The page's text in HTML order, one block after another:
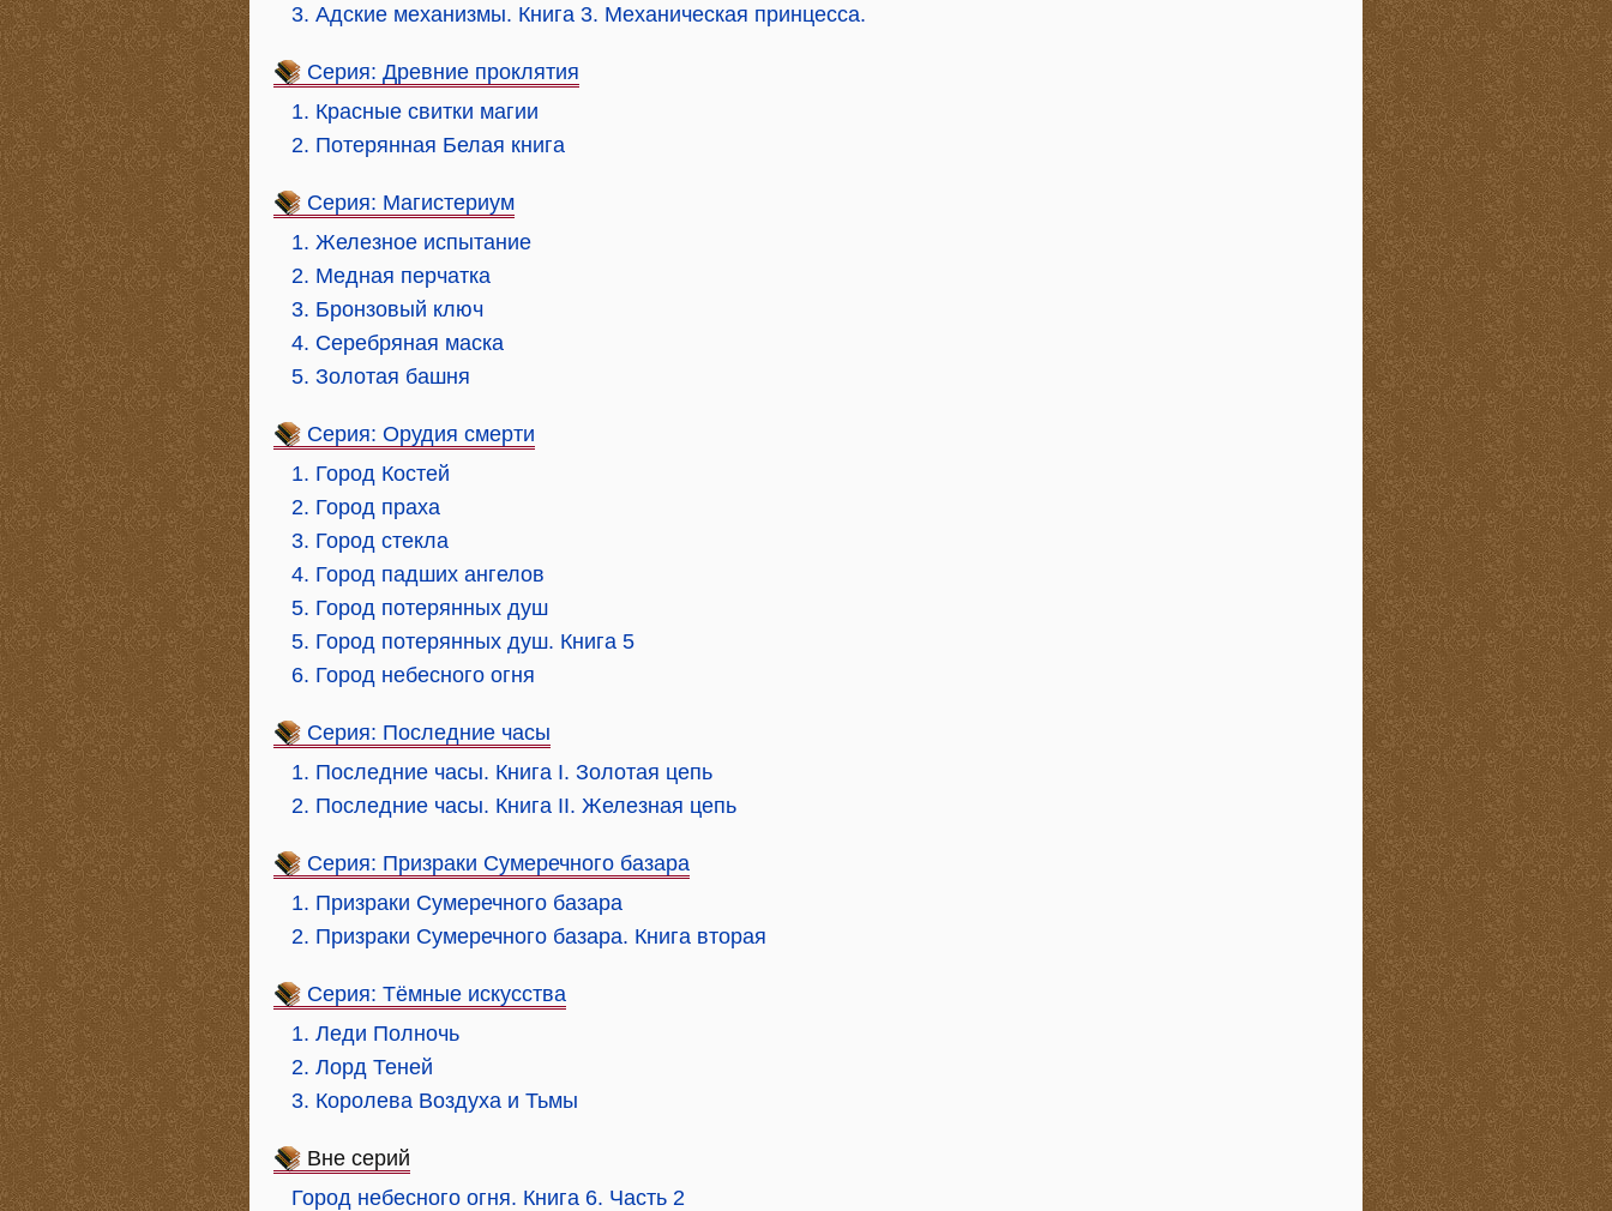
3. Адские механизмы. Книга 3. Механическая принцесса.
Серия: Древние проклятия
1. Красные свитки магии
2. Потерянная Белая книга
Серия: Магистериум
1. Железное испытание
2. Медная перчатка
3. Бронзовый ключ
4. Серебряная маска
5. Золотая башня
Серия: Орудия смерти
1. Город Костей
2. Город праха
3. Город стекла
4. Город падших ангелов
5. Город потерянных душ
5. Город потерянных душ. Книга 5
6. Город небесного огня
Серия: Последние часы
1. Последние часы. Книга I. Золотая цепь
2. Последние часы. Книга II. Железная цепь
Серия: Призраки Сумеречного базара
1. Призраки Сумеречного базара
2. Призраки Сумеречного базара. Книга вторая
Серия: Тёмные искусства
1. Леди Полночь
2. Лорд Теней
3. Королева Воздуха и Тьмы
Вне серий
Город небесного огня. Книга 6. Часть 2